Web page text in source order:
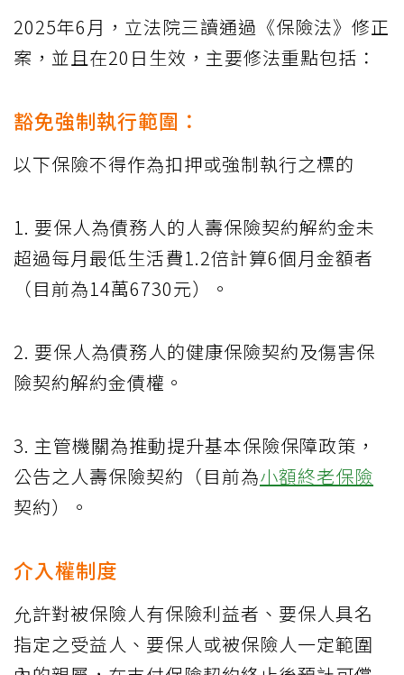
2025年6月，立法院三讀通過《保險法》修正
案，並且在20日生效，主要修法重點包括：
豁免強制執行範圍：
以下保險不得作為扣押或強制執行之標的
1. 要保人為債務人的人壽保險契約解約金未
超過每月最低生活費1.2倍計算6個月金額者
（目前為14萬6730元）。
2. 要保人為債務人的健康保險契約及傷害保
險契約解約金債權。
3. 主管機關為推動提升基本保險保障政策，
公告之人壽保險契約（目前為小額終老保險
契約）。
介入權制度
允許對被保險人有保險利益者、要保人具名
指定之受益人、要保人或被保險人一定範圍